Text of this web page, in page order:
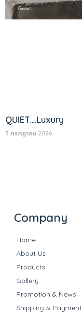
QUIET….Luxury
3 กรกฎาคม 2026
Company
Home
About Us
Products
Gallery
Promotion & News
Shipping & Payment